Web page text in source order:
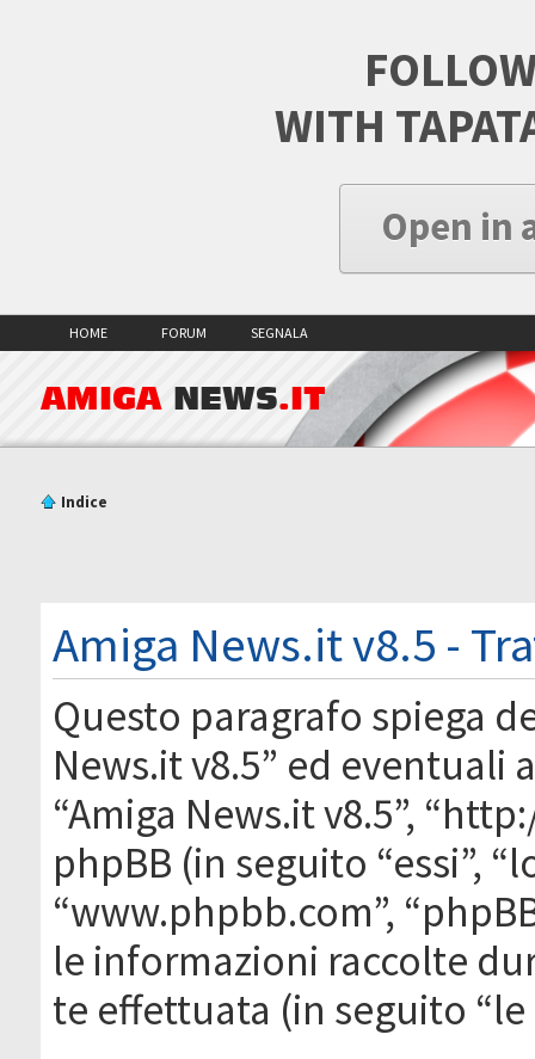
WITH
Open in
HOME FORUM SEGNALA
AMIGA NEWS.IT
Indice
Amiga News.it v8.5 -
Questo paragrafo spiega
News.it v8.5” ed eventuali
“Amiga News.it v8.5”,
phpBB (in seguito “essi”,
“www.phpbb.com”,
le informazioni raccolte
te effettuata (in seguito